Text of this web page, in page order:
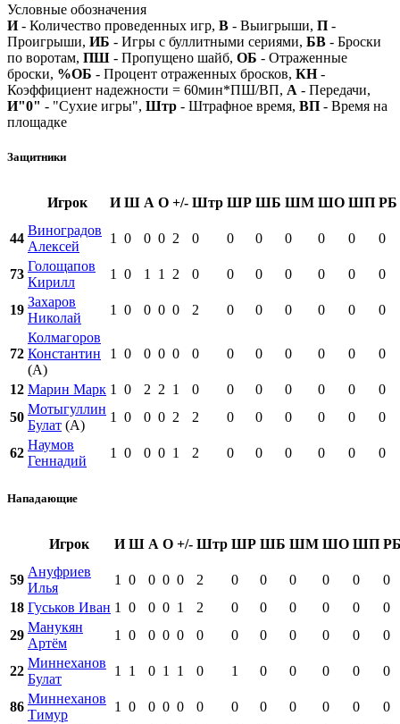
Условные обозначения
И- Количество проведенных игр, В - Выигрыши, П -
Проигрыши, ИБ - Игры с буллитными сериями, БВ - Броски
по воротам, ПШ - Пропущено шайб, ОБ - Отраженные
броски, %ОБ - Процент отраженных бросков, КН-
Коэффициент надежности = 60мин*ПШ/ВП, А - Передачи,
И"0" - "Сухие игры", Штр - Штрафное время, ВП - Время на
площадке
Защитники
Игрок И Ш А О +/- Штр ШР ШБ ШМ ШО ШП РБ
44
Виноградов
Алексей
1 0 0 0 2 0 0 0 0 0 0 0
73
Голощапов
Кирилл
1 0 1 1 2 0 0 0 0 0 0 0
19
Захаров
Николай
1 0 0 0 0 2 0 0 0 0 0 0
72
Колмагоров
Константин
(А)
1 0 0 0 0 0 0 0 0 0 0 0
12 Марин Марк 1 0 2 2 1 0 0 0 0 0 0
0
50
Мотыгуллин
Булат (А)
1 0 0 0 2 2 0 0 0 0 0 0
62
Наумов
Геннадий
1 0 0 0 1 2 0 0 0 0 0 0
Нападающие
Игрок И Ш А О +/- Штр ШР ШБ ШМ ШО ШП
59
Ануфриев
Илья
1 0 0 0 0 2 0 0 0 0 0
0
18 Гуськов Иван 1 0 0 0 1 2 0 0 0 0 0
0
29
Манукян
Артём
1 0 0 0 0 0 0 0 0 0 0 0
22
Миннеханов
Булат
1 1 0 1 1 0 1 0 0 0 0 0
86
Миннеханов
Тимур
1 0 0 0 0 0 0 0 0 0 0
0